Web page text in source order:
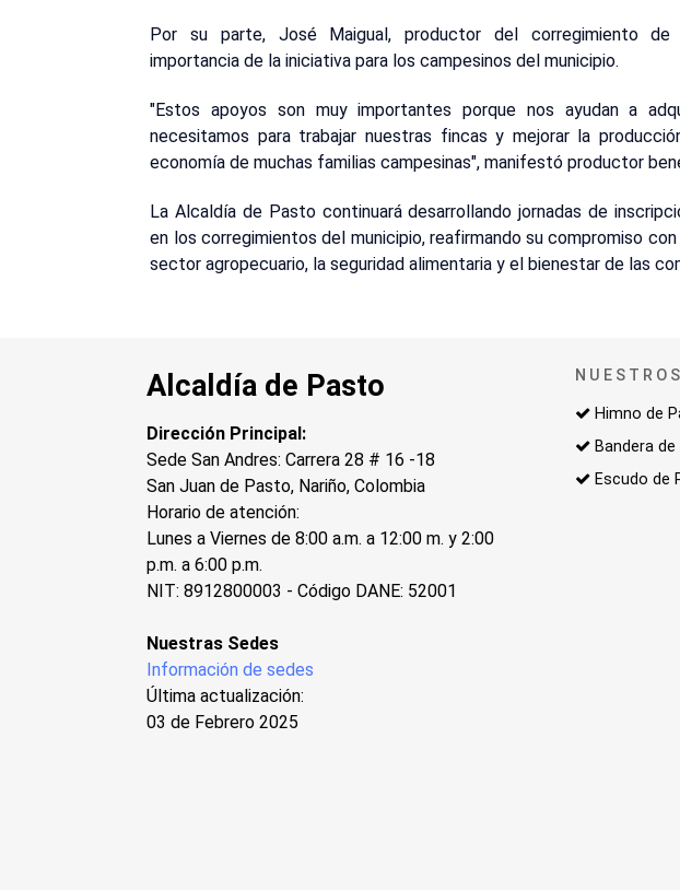
Por su parte, José Maigual, productor del corregimiento de
importancia de la iniciativa para los campesinos del municipio.
"Estos apoyos son muy importantes porque nos ayudan a
necesitamos para trabajar nuestras fincas y mejorar la
economía de muchas familias campesinas", manifestó productor
La Alcaldía de Pasto continuará desarrollando jornadas de
en los corregimientos del municipio, reafirmando su compromiso
sector agropecuario, la seguridad alimentaria y el bienestar de las
Alcaldía de Pasto
Dirección Principal:
Sede San Andres: Carrera 28 # 16 -18
San Juan de Pasto, Nariño, Colombia
Horario de atención:
Lunes a Viernes de 8:00 a.m. a 12:00 m. y 2:00
p.m. a 6:00 p.m.
NIT: 8912800003 - Código DANE: 52001
Nuestras Sedes
Información de sedes
Última actualización:
03 de Febrero 2025
Himno de
Bandera
Escudo de